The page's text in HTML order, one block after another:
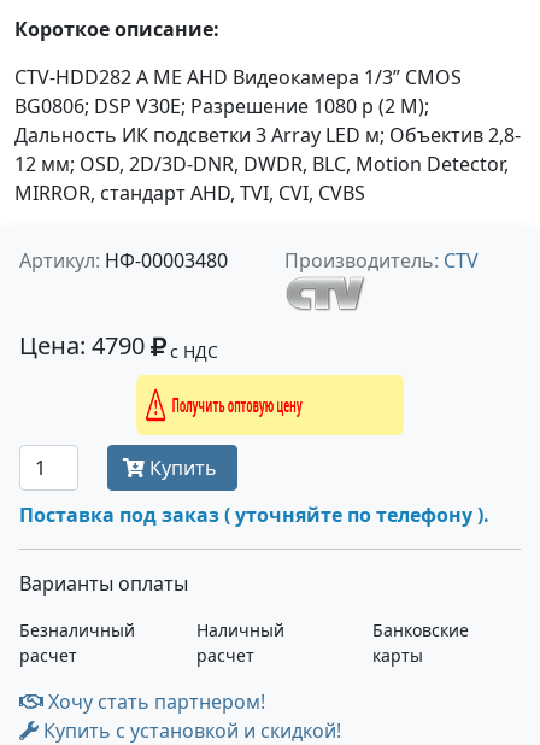
Короткое описание:
CTV-HDD282 A ME AHD Видеокамера 1/3” CMOS
BG0806; DSP V30E; Разрешение 1080 p (2 M);
Дальность ИК подсветки 3 Array LED м; Объектив 2,8-
12 мм; OSD, 2D/3D-DNR, DWDR, BLC, Motion Detector,
MIRROR, стандарт AHD, TVI, CVI, CVBS
Артикул: НФ-00003480 Производитель: CTV
Цена: 4790 с НДС
Получить оптовую цену
Купить
Поставка под заказ ( уточняйте по телефону ).
Варианты оплаты
Безналичный
расчет
Наличный
расчет
Банковские
карты
Хочу стать партнером!
Купить с установкой и скидкой!